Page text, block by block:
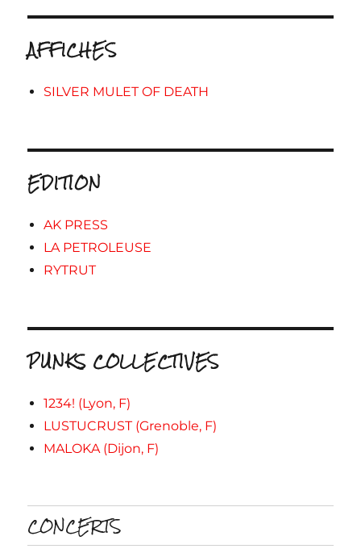
AFFICHES
SILVER MULET OF DEATH
EDITION
AK PRESS
LA PETROLEUSE
RYTRUT
PUNKS COLLECTIVES
1234! (Lyon, F)
LUSTUCRUST (Grenoble, F)
MALOKA (Dijon, F)
CONCERTS